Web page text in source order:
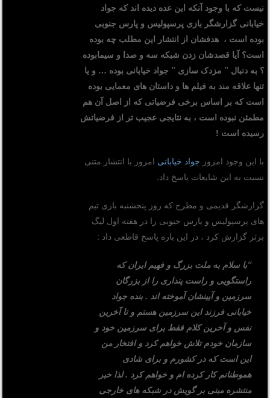
نیست که با وجود آنکه این عده دیده اند که جواد
خیابانی گزارشگر بازی پرسپولیس و پارس جنوبی
بوده است ، هدفشان از انتشار این مطلب چه بوده
است؟ آیا قصدشان زدن شبکه سه و صدا و سیمابوده
؟ به دنبال ” مزدک سازی ” جواد خیابانی بوده … و یا
تنها علاقه مند به فیلم ها و داستان های معمایی بوده
است که بر اساس برخی فرضیاتی که از اصل آن هم
مطمئن نبوده است ، به نتایجی عجیب تر از فرضیاتش
رسیده است !
با این وجود امروزجواد خیابانی امروز با انتشار متنی
نسبت به این شایعات پاسخ داد.
گزارشگر قدیمی و مطرح که روز پنجشنبه بازی تیم
های پرسپولیس و پارس جنوبی را در هفته اول لیگ
برتر گزارش کرد ، در این باره پاسخ قاطعی داد :
“با سلام به ملت بزرگ و فهیم ایران که
راستگویی و راست پنداری را از بزرگان
سرزمین و آیینشان آموخته اند . بنده جواد
خیابانی فرزند این سرزمین هستم و تا آخرین
نفس و آخرین کلام فقط برای سرزمین خود و
سازمان خودم تلاش خواهم کرد و افتخار من
این است که در کشورم و برای شادی
هموطنانم کار کرده ام و خواهم کرد . لذا خبر
منتشره مبنی بر گویش در شبکه های خارجی